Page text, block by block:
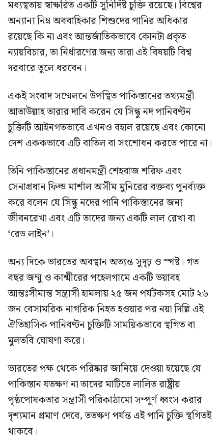
মধ্যস্থতায় স্বাক্ষরিত একটি সুনির্দিষ্ট চুক্তি রয়েছে। বিশ্বের
অন্যান্য নিম্ন অববাহিকার শিশুদের পানির অধিকার
রয়েছে কি না এবং আন্তর্জাতিকভাবে কোনটা প্রকৃত
ন্যায়বিচার, তা নির্ধারণের জন্য তারা এই বিষয়টি বিশ্ব
দরবারে তুলে ধরবেন।
একই সংবাদ সম্মেলনে উপস্থিত পাকিস্তানের তথ্যমন্ত্রী
আতাউল্লাহ তারার দাবি করেন যে সিন্ধু নদ পানিবণ্টন
চুক্তিটি আইনগতভাবে এখনও বহাল রয়েছে এবং কোনো
দেশ এককভাবে এটি বাতিল বা সংশোধন করতে পারে না।
তিনি পাকিস্তানের প্রধানমন্ত্রী শেহবাজ শরিফ এবং
সেনাপ্রধান ফিল্ড মার্শাল অসীম মুনিরের বক্তব্য পুনর্ব্যক্ত
করে বলেন যে সিন্ধু নদের পানি পাকিস্তানের জন্য
জীবনরেখা এবং এটি তাদের জন্য একটি লাল রেখা বা
‘রেড লাইন’।
অন্য দিকে ভারতের অবস্থান অত্যন্ত সুদৃঢ় ও স্পষ্ট। গত
বছর জম্মু ও কাশ্মীরের পহেলগামে একটি ভয়াবহ
আন্তঃসীমান্ত সন্ত্রাসী হামলায় ২৫ জন পর্যটকসহ মোট ২৬
জন বেসামরিক নাগরিক নিহত হওয়ার পর নয়া দিল্লি এই
ঐতিহাসিক পানিবণ্টন চুক্তিটি সাময়িকভাবে স্থগিত বা
মুলতবি ঘোষণা করে।
ভারতের পক্ষ থেকে পরিষ্কার জানিয়ে দেওয়া হয়েছে যে
পাকিস্তান যতক্ষণ না তাদের মাটিতে লালিত রাষ্ট্রীয়
পৃষ্ঠপোষকতার সন্ত্রাসী পরিকাঠামো সম্পূর্ণ ধ্বংস করার
দৃশ্যমান প্রমাণ দেবে, ততক্ষণ পর্যন্ত এই পানি চুক্তি স্থগিতই
থাকবে।